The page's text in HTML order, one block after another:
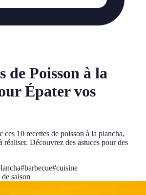
de Poisson à la
Épater vos
ces 10 recettes de poisson à la plancha,
réaliser. Découvrez des astuces pour des
#barbecue#cuisine
de saison